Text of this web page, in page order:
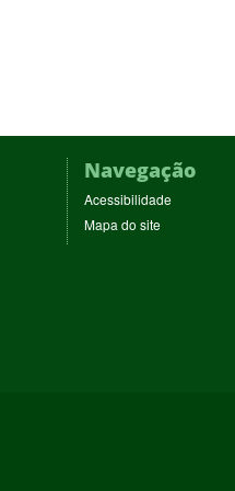
Navegação
Acessibilidade
Mapa do site